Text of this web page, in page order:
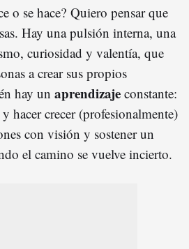
o se hace? Quiero pensar que
Hay una pulsión interna, una
curiosidad y valentía, que
a crear sus propios
hay un aprendizaje constante:
hacer crecer (profesionalmente)
con visión y sostener un
el camino se vuelve incierto.